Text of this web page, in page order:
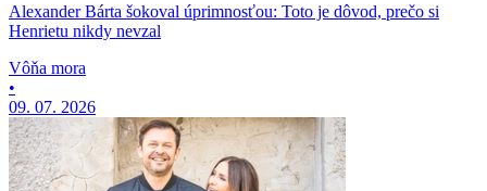
Alexander Bárta šokoval úprimnosťou: Toto je dôvod, prečo si
Henrietu nikdy nevzal
Vôňa mora
•
09. 07. 2026